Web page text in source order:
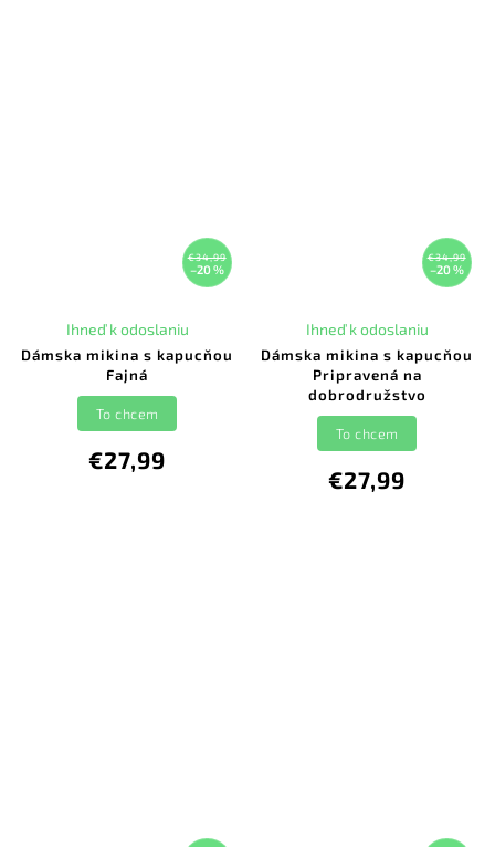
€34,99
–20 %
Dámska mikina s kapucňou
Fajná
Ihneď k odoslaniu
€27,99
To chcem
€34,99
–20 %
Dámska mikina s kapucňou
Pripravená na
dobrodružstvo
Ihneď k odoslaniu
€27,99
To chcem